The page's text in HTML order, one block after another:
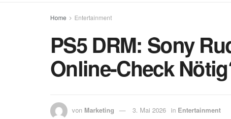
Home Entertainment
PS5 DRM: Sony
Online-Check
von Marketing 3. Mai 2026 in Entertainment